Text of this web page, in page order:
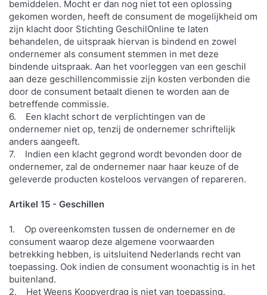
bemiddelen. Mocht er dan nog niet tot een oplossing
gekomen worden, heeft de consument de mogelijkheid om
zijn klacht door Stichting GeschilOnline te laten
behandelen, de uitspraak hiervan is bindend en zowel
ondernemer als consument stemmen in met deze
bindende uitspraak. Aan het voorleggen van een geschil
aan deze geschillencommissie zijn kosten verbonden die
door de consument betaalt dienen te worden aan de
betreffende commissie.
6. Een klacht schort de verplichtingen van de
ondernemer niet op, tenzij de ondernemer schriftelijk
anders aangeeft.
7. Indien een klacht gegrond wordt bevonden door de
ondernemer, zal de ondernemer naar haar keuze of de
geleverde producten kosteloos vervangen of repareren.
Artikel 15 - Geschillen
1. Op overeenkomsten tussen de ondernemer en de
consument waarop deze algemene voorwaarden
betrekking hebben, is uitsluitend Nederlands recht van
toepassing. Ook indien de consument woonachtig is in het
buitenland.
2. Het Weens Koopverdrag is niet van toepassing.